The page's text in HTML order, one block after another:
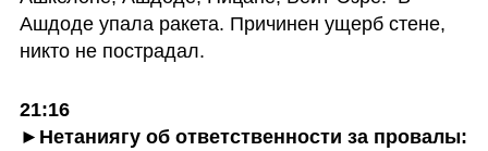
Ашдоде упала ракета. Причинен ущерб стене,
никто не пострадал.
21:16
►Нетаниягу об ответственности за провалы: